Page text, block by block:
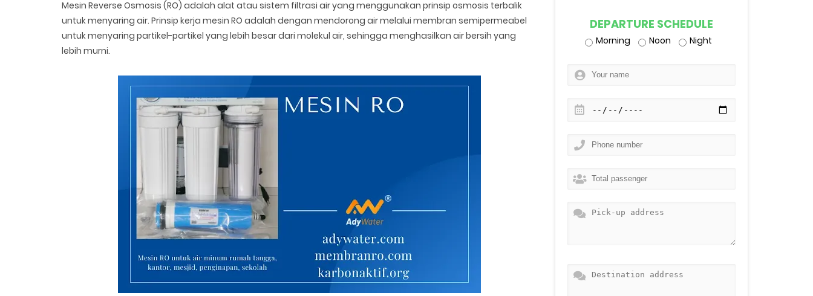
Mesin Reverse Osmosis (RO) adalah alat atau sistem filtrasi air yang menggunakan prinsip osmosis terbalik
untuk menyaring air. Prinsip kerja mesin RO adalah dengan mendorong air melalui membran semipermeabel
untuk menyaring partikel-partikel yang lebih besar dari molekul air, sehingga menghasilkan air bersih yang
lebih murni.
DEPARTURE SCHEDULE
Morning Noon Night